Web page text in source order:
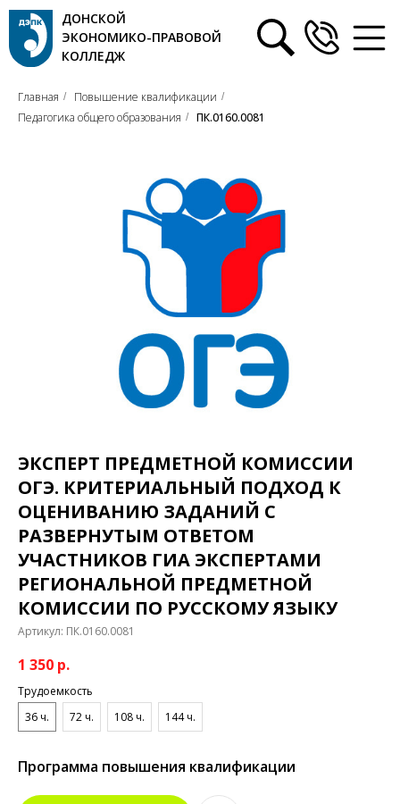
ДОНСКОЙ
ЭКОНОМИКО-ПРАВОВОЙ
КОЛЛЕДЖ
Главная / Повышение квалификации /
Педагогика общего образования / ПК.0160.0081
ЭКСПЕРТ ПРЕДМЕТНОЙ КОМИССИИ
ОГЭ. КРИТЕРИАЛЬНЫЙ ПОДХОД К
ОЦЕНИВАНИЮ ЗАДАНИЙ С
РАЗВЕРНУТЫМ ОТВЕТОМ
УЧАСТНИКОВ ГИА ЭКСПЕРТАМИ
РЕГИОНАЛЬНОЙ ПРЕДМЕТНОЙ
КОМИССИИ ПО РУССКОМУ ЯЗЫКУ
Артикул: ПК.0160.0081
1 350 р.
Трудоемкость
36 ч.
72 ч. 108 ч. 144 ч.
Программа повышения квалификации